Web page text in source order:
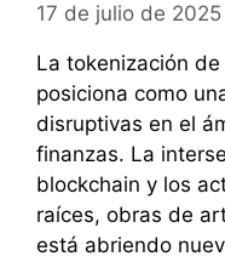
17 de julio de 2025
La tokenización
posiciona como
disruptivas en el
finanzas. La
blockchain y los
raíces, obras de
está abriendo